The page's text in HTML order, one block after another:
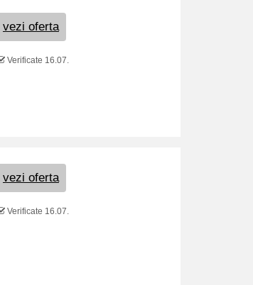
vezi oferta
Verificate 16.07.
vezi oferta
Verificate 16.07.